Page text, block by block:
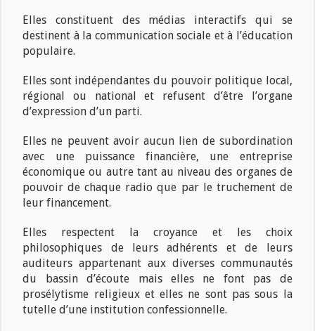
Elles constituent des médias interactifs qui se
destinent à la communication sociale et à l’éducation
populaire.
Elles sont indépendantes du pouvoir politique local,
régional ou national et refusent d’être l’organe
d’expression d’un parti.
Elles ne peuvent avoir aucun lien de subordination
avec une puissance financière, une entreprise
économique ou autre tant au niveau des organes de
pouvoir de chaque radio que par le truchement de
leur financement.
Elles respectent la croyance et les choix
philosophiques de leurs adhérents et de leurs
auditeurs appartenant aux diverses communautés
du bassin d’écoute mais elles ne font pas de
prosélytisme religieux et elles ne sont pas sous la
tutelle d’une institution confessionnelle.